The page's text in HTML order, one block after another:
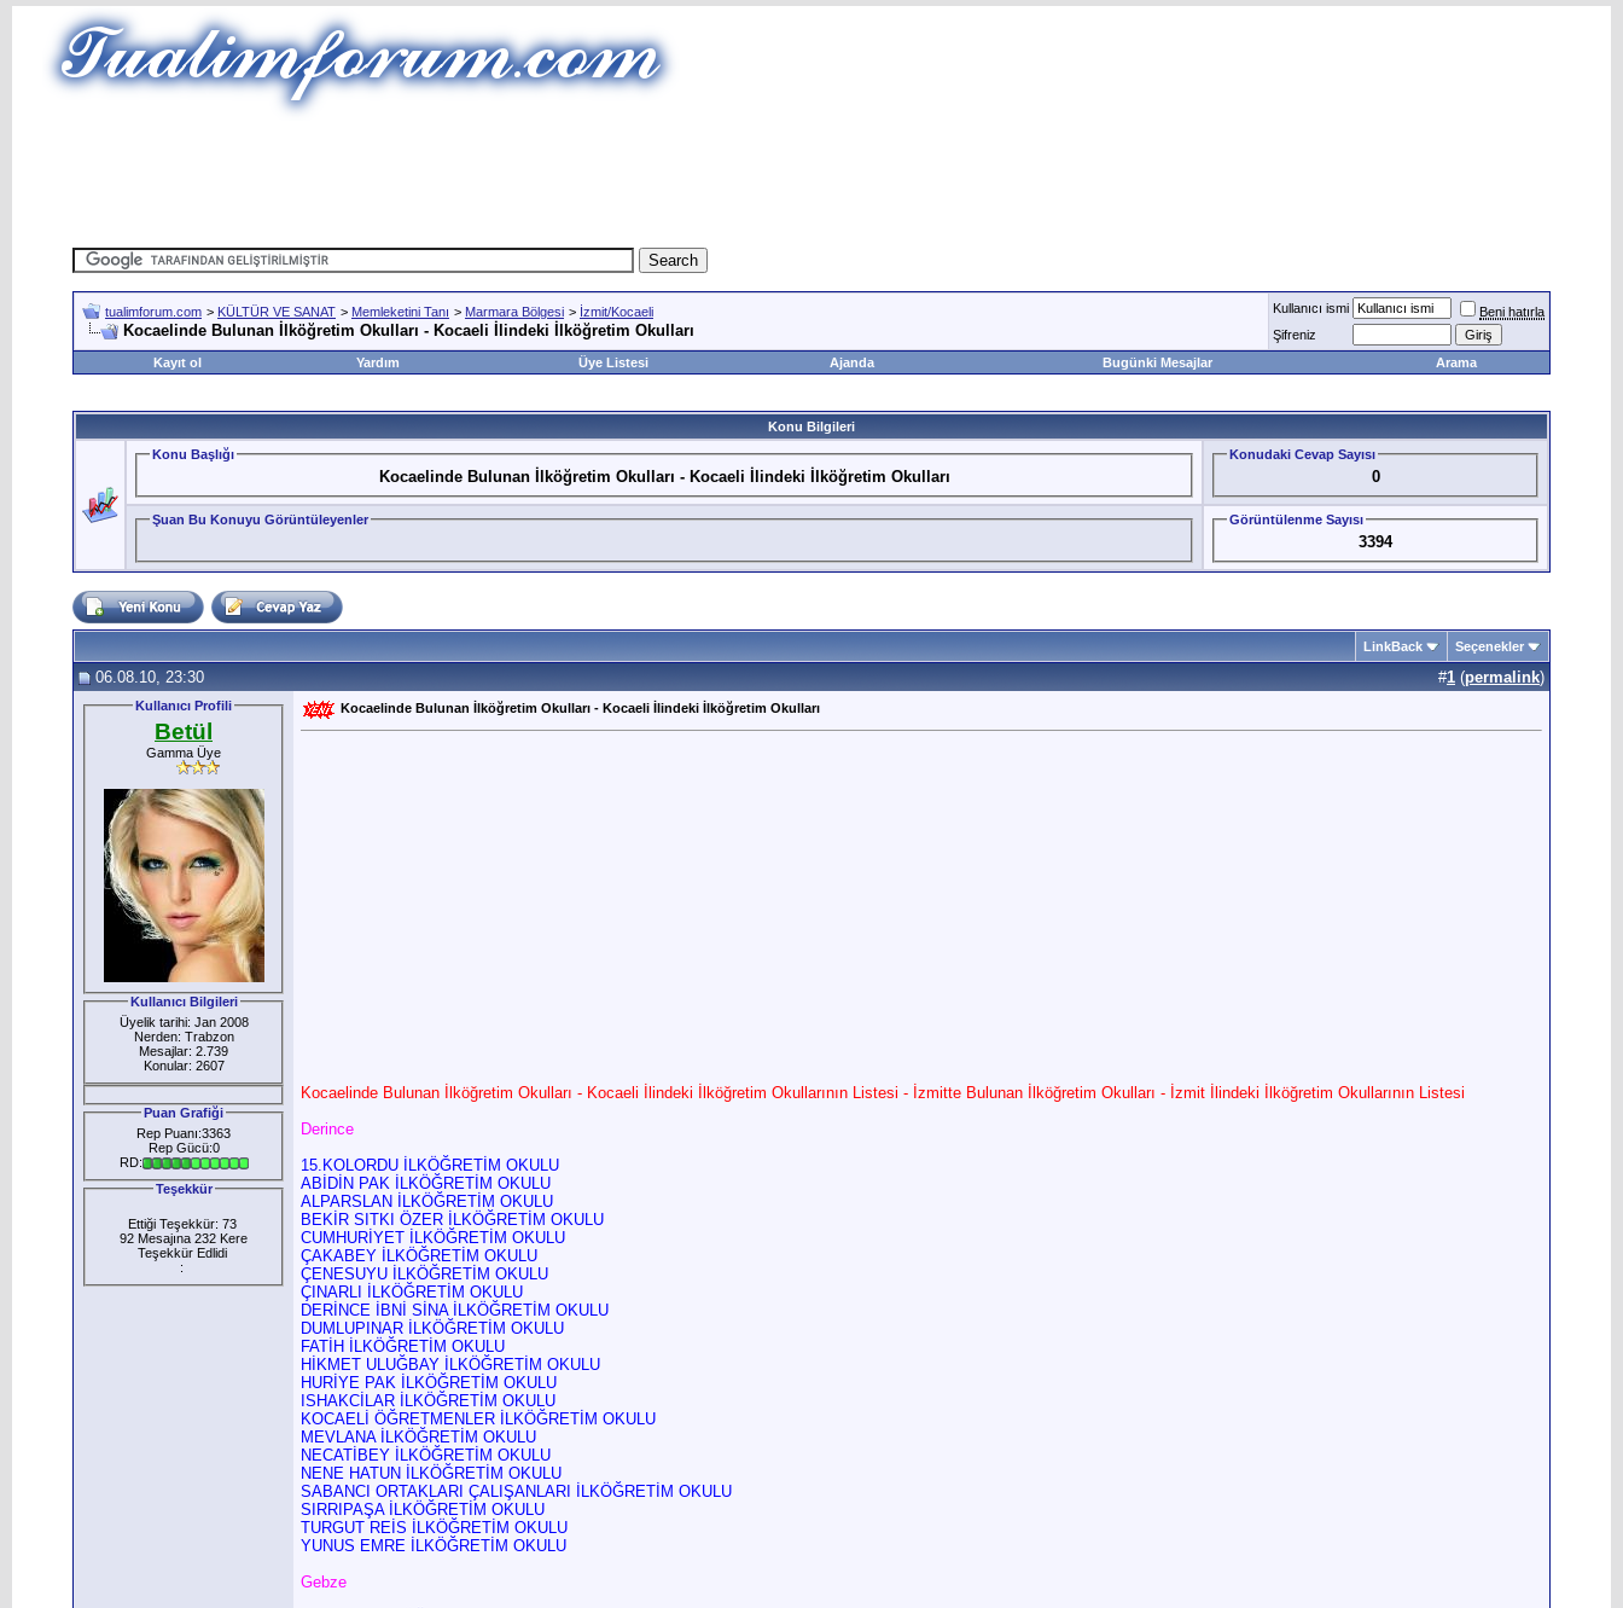
tualimforum.com > KÜLTÜR VE SANAT > Memleketini Tanı > Marmara Bölgesi > İzmit/Kocaeli
Kocaelinde Bulunan İlköğretim Okulları - Kocaeli İlindeki İlköğretim Okulları
Kullanıcı ismi
Beni hatırla
Şifreniz
Kayıt ol
Yardım Üye Listesi Ajanda Bugünki Mesajlar Arama
Konu Bilgileri
Konu Başlığı
Kocaelinde Bulunan İlköğretim Okulları - Kocaeli İlindeki İlköğretim Okulları
Konudaki Cevap Sayısı
0
Şuan Bu Konuyu Görüntüleyenler Görüntülenme Sayısı
3394
LinkBack Seçenekler
06.08.10, 23:30 #1 (permalink)
Kullanıcı Profili
Betül
Gamma Üye
Kullanıcı Bilgileri
Üyelik tarihi: Jan 2008
Nerden: Trabzon
Mesajlar: 2.739
Konular: 2607
Puan Grafiği
Rep Puanı:3363
Rep Gücü:0
RD:
Teşekkür
Ettiği Teşekkür: 73
92 Mesajına 232 Kere
Teşekkür Edlidi
:
Kocaelinde Bulunan İlköğretim Okulları - Kocaeli İlindeki İlköğretim Okulları
Kocaelinde Bulunan İlköğretim Okulları - Kocaeli İlindeki İlköğretim Okullarının Listesi - İzmitte Bulunan İlköğretim Okulları - İzmit İlindeki İlköğretim Okullarının Listesi
Derince
15.KOLORDU İLKÖĞRETİM OKULU
ABİDİN PAK İLKÖĞRETİM OKULU
ALPARSLAN İLKÖĞRETİM OKULU
BEKİR SITKI ÖZER İLKÖĞRETİM OKULU
CUMHURİYET İLKÖĞRETİM OKULU
ÇAKABEY İLKÖĞRETİM OKULU
ÇENESUYU İLKÖĞRETİM OKULU
ÇINARLI İLKÖĞRETİM OKULU
DERİNCE İBNİ SİNA İLKÖĞRETİM OKULU
DUMLUPINAR İLKÖĞRETİM OKULU
FATİH İLKÖĞRETİM OKULU
HİKMET ULUĞBAY İLKÖĞRETİM OKULU
HURİYE PAK İLKÖĞRETİM OKULU
ISHAKCİLAR İLKÖĞRETİM OKULU
KOCAELİ ÖĞRETMENLER İLKÖĞRETİM OKULU
MEVLANA İLKÖĞRETİM OKULU
NECATİBEY İLKÖĞRETİM OKULU
NENE HATUN İLKÖĞRETİM OKULU
SABANCI ORTAKLARI ÇALIŞANLARI İLKÖĞRETİM OKULU
SIRRIPAŞA İLKÖĞRETİM OKULU
TURGUT REİS İLKÖĞRETİM OKULU
YUNUS EMRE İLKÖĞRETİM OKULU
Gebze